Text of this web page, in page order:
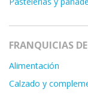
FRANQUICIAS
Alimentación
Calzado y